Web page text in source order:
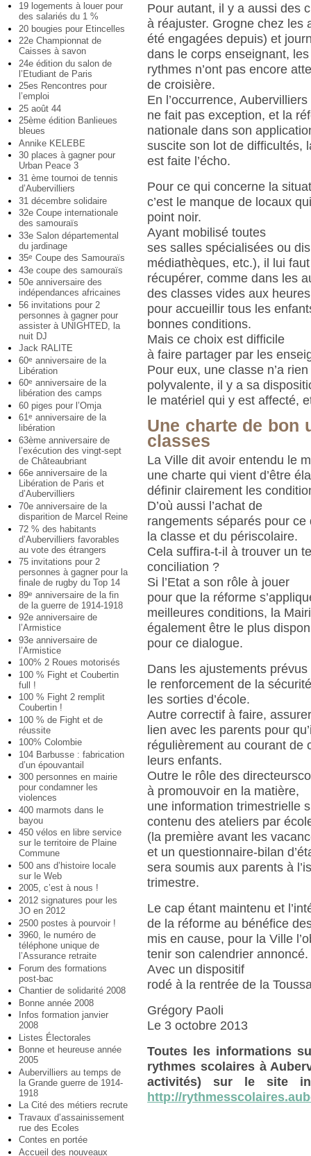
19 logements à louer pour
des salariés du 1 %
20 bougies pour Etincelles
22e Championnat de
Caisses à savon
24e édition du salon de
l’Etudiant de Paris
25es Rencontres pour
l’emploi
25 août 44
25ème édition Banlieues
bleues
Annike KELEBE
30 places à gagner pour
Urban Peace 3
31 ème tournoi de tennis
d’Aubervilliers
31 décembre solidaire
32e Coupe internationale
des samouraïs
33e Salon départemental
du jardinage
35e Coupe des Samouraïs
43e coupe des samouraïs
50e anniversaire des
indépendances africaines
56 invitations pour 2
personnes à gagner pour
assister à UNIGHTED, la
nuit DJ
Jack RALITE
60e anniversaire de la
Libération
60e anniversaire de la
libération des camps
60 piges pour l’Omja
61e anniversaire de la
libération
63ème anniversaire de
l’exécution des vingt-sept
de Châteaubriant
66e anniversaire de la
Libération de Paris et
d’Aubervilliers
70e anniversaire de la
disparition de Marcel Reine
72 % des habitants
d’Aubervilliers favorables
au vote des étrangers
75 invitations pour 2
personnes à gagner pour la
finale de rugby du Top 14
89e anniversaire de la fin
de la guerre de 1914-1918
92e anniversaire de
l’Armistice
93e anniversaire de
l’Armistice
100% 2 Roues motorisés
100 % Fight et Coubertin
full !
100 % Fight 2 remplit
Coubertin !
100 % de Fight et de
réussite
100% Colombie
104 Barbusse : fabrication
d’un épouvantail
300 personnes en mairie
pour condamner les
violences
400 marmots dans le
bayou
450 vélos en libre service
sur le territoire de Plaine
Commune
500 ans d’histoire locale
sur le Web
2005, c’est à nous !
2012 signatures pour les
JO en 2012
2500 postes à pourvoir !
3960, le numéro de
téléphone unique de
l’Assurance retraite
Forum des formations
post-bac
Chantier de solidarité 2008
Bonne année 2008
Infos formation janvier
2008
Listes Électorales
Bonne et heureuse année
2005
Aubervilliers au temps de
la Grande guerre de 1914-
1918
La Cité des métiers recrute
Travaux d’assainissement
rue des Ecoles
Contes en portée
Accueil des nouveaux
Pour autant, il y a aussi des
à réajuster. Grogne chez les
été engagées depuis) et
dans le corps enseignant,
rythmes n’ont pas encore
de croisière.
En l’occurrence, Aubervilliers
ne fait pas exception, et la
nationale dans son
suscite son lot de difficultés,
est faite l’écho.
Pour ce qui concerne la
c’est le manque de locaux
point noir.
Ayant mobilisé toutes
ses salles spécialisées ou
médiathèques, etc.), il lui
récupérer, comme dans les
des classes vides aux
pour accueillir tous les
bonnes conditions.
Mais ce choix est difficile
à faire partager par les
Pour eux, une classe n’a rien
polyvalente, il y a sa
le matériel qui y est affecté,
Une charte de bon
classes
La Ville dit avoir entendu le
une charte qui vient d’être
définir clairement les
D’où aussi l’achat de
rangements séparés pour ce
la classe et du périscolaire.
Cela suffira-t-il à trouver un
conciliation ?
Si l’Etat a son rôle à jouer
pour que la réforme
meilleures conditions, la
également être le plus
pour ce dialogue.
Dans les ajustements
le renforcement de la
les sorties d’école.
Autre correctif à faire,
lien avec les parents pour
régulièrement au courant de
leurs enfants.
Outre le rôle des
à promouvoir en la matière,
une information trimestrielle
contenu des ateliers par
(la première avant les
et un questionnaire-bilan
sera soumis aux parents à
trimestre.
Le cap étant maintenu et
de la réforme au bénéfice
mis en cause, pour la Ville
tenir son calendrier annoncé.
Avec un dispositif
rodé à la rentrée de la
Grégory Paoli
Le 3 octobre 2013
Toutes les informations
rythmes scolaires à
activités) sur le site
http://